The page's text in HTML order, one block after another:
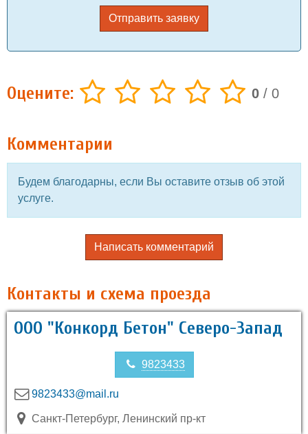
Отправить заявку
Оцените: 0 / 0
Комментарии
Будем благодарны, если Вы оставите отзыв об этой
услуге.
Написать комментарий
Контакты и схема проезда
ООО "Конкорд Бетон" Северо-Запад
9823433
9823433@mail.ru
Санкт-Петербург, Ленинский пр-кт